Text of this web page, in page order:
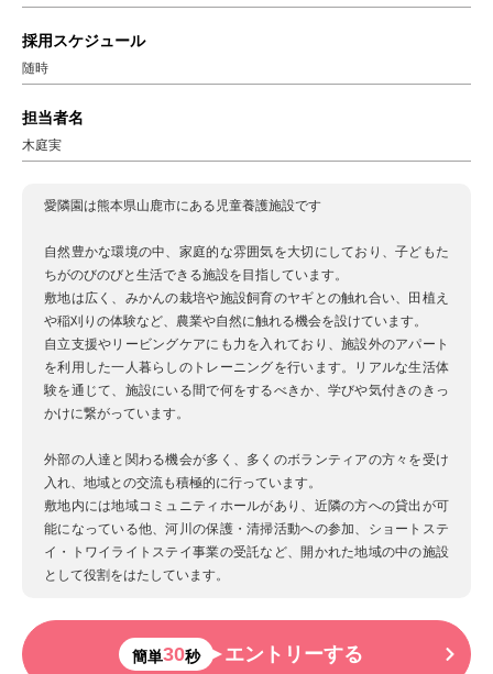
採用スケジュール
随時
担当者名
木庭実
愛隣園は熊本県山鹿市にある児童養護施設です
自然豊かな環境の中、家庭的な雰囲気を大切にしており、子どもた
ちがのびのびと生活できる施設を目指しています。
敷地は広く、みかんの栽培や施設飼育のヤギとの触れ合い、田植え
や稲刈りの体験など、農業や自然に触れる機会を設けています。
自立支援やリービングケアにも力を入れており、施設外のアパート
を利用した一人暮らしのトレーニングを行います。リアルな生活体
験を通じて、施設にいる間で何をするべきか、学びや気付きのきっ
かけに繋がっています。
外部の人達と関わる機会が多く、多くのボランティアの方々を受け
入れ、地域との交流も積極的に行っています。
敷地内には地域コミュニティホールがあり、近隣の方への貸出が可
能になっている他、河川の保護・清掃活動への参加、ショートステ
イ・トワイライトステイ事業の受託など、開かれた地域の中の施設
として役割をはたしています。
簡単30秒 エントリーする